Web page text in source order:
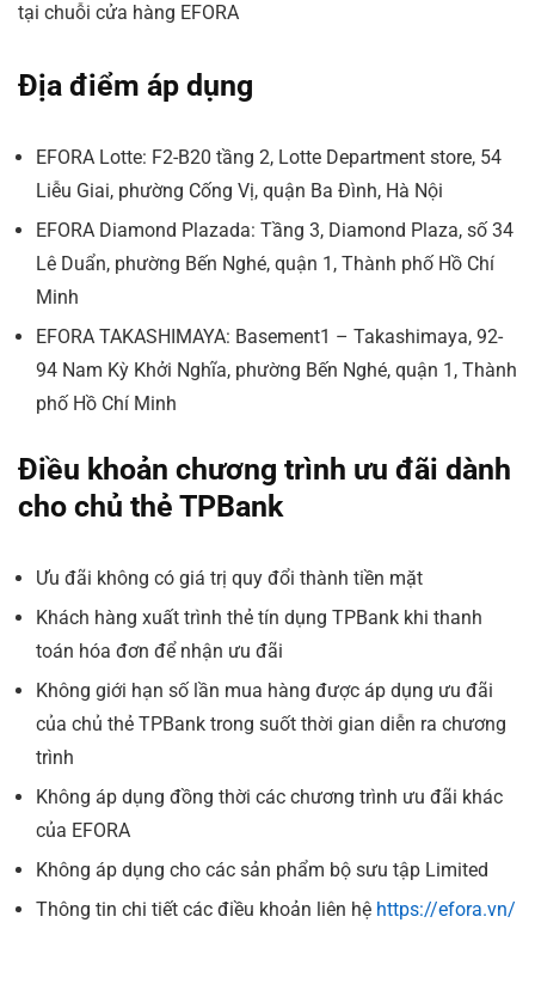
tại chuỗi cửa hàng EFORA
Địa điểm áp dụng
EFORA Lotte: F2-B20 tầng 2, Lotte Department store, 54
Liễu Giai, phường Cống Vị, quận Ba Đình, Hà Nội
EFORA Diamond Plazada: Tầng 3, Diamond Plaza, số 34
Lê Duẩn, phường Bến Nghé, quận 1, Thành phố Hồ Chí
Minh
EFORA TAKASHIMAYA: Basement1 – Takashimaya, 92-
94 Nam Kỳ Khởi Nghĩa, phường Bến Nghé, quận 1, Thành
phố Hồ Chí Minh
Điều khoản chương trình ưu đãi dành
cho chủ thẻ TPBank
Ưu đãi không có giá trị quy đổi thành tiền mặt
Khách hàng xuất trình thẻ tín dụng TPBank khi thanh
toán hóa đơn để nhận ưu đãi
Không giới hạn số lần mua hàng được áp dụng ưu đãi
của chủ thẻ TPBank trong suốt thời gian diễn ra chương
trình
Không áp dụng đồng thời các chương trình ưu đãi khác
của EFORA
Không áp dụng cho các sản phẩm bộ sưu tập Limited
Thông tin chi tiết các điều khoản liên hệ https://efora.vn/